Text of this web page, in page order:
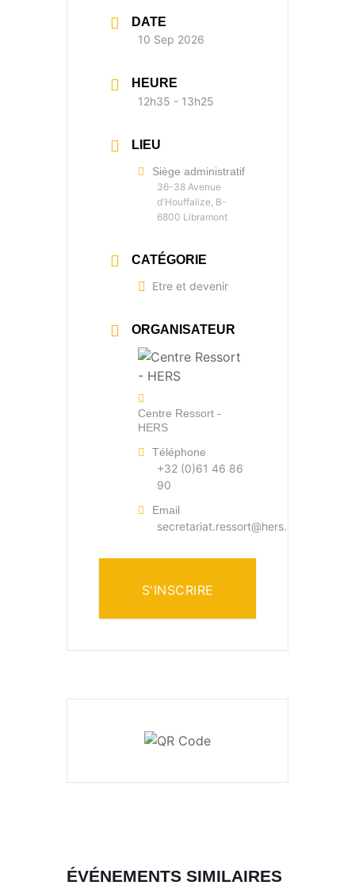
DATE
10 Sep 2026
HEURE
12h35 - 13h25
LIEU
Siège administratif
36-38 Avenue
d'Houffalize, B-
6800 Libramont
CATÉGORIE
Etre et devenir
ORGANISATEUR
Centre Ressort -
HERS
Téléphone
+32 (0)61 46 86
90
Email
secretariat.ressort@hers.be
S'INSCRIRE
ÉVÉNEMENTS SIMILAIRES